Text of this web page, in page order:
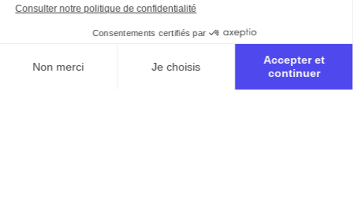
Consulter notre politique de confidentialité
Consentements certifiés par
Non merci Je choisis
Accepter et
continuer